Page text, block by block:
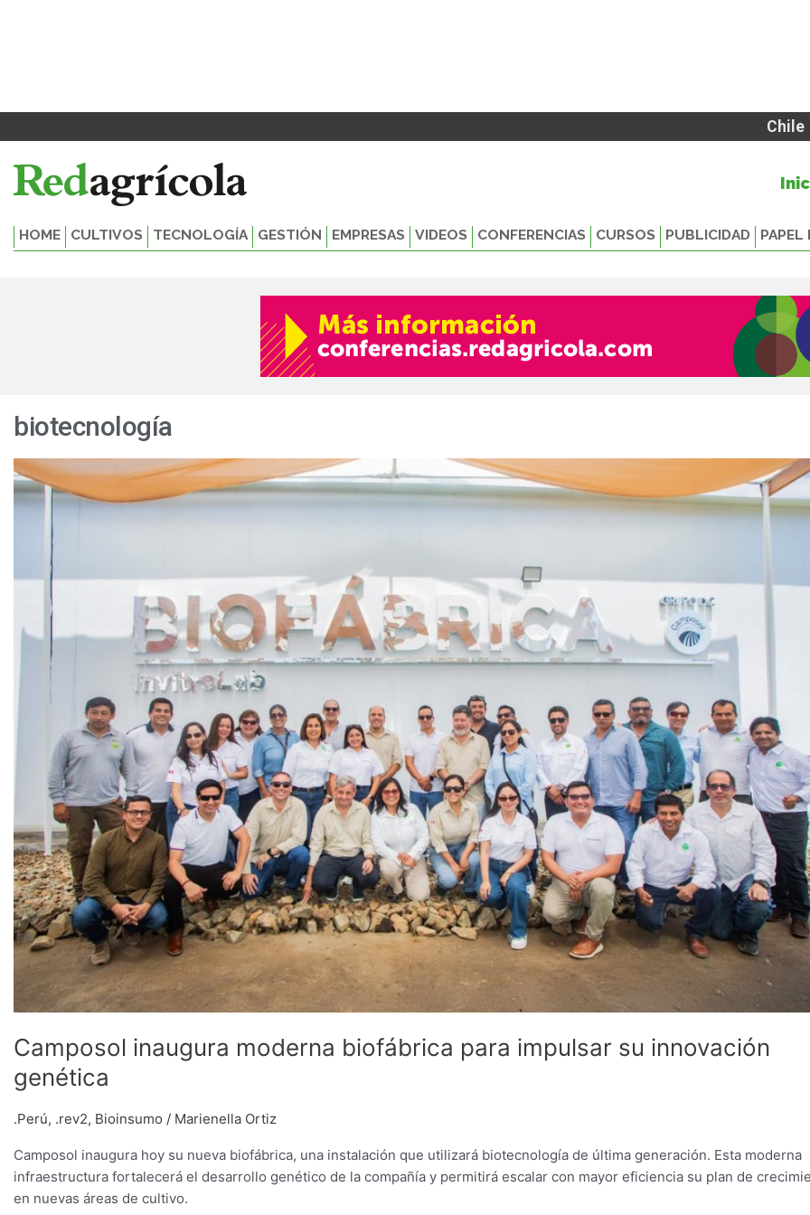
Chile
HOME CULTIVOS TECNOLOGÍA GESTIÓN EMPRESAS VIDEOS CONFERENCIAS CURSOS PUBLICIDAD PAPEL
biotecnología
Camposol inaugura moderna biofábrica para impulsar su innovación
genética
.Perú, .rev2, Bioinsumo / Marienella Ortiz
Camposol inaugura hoy su nueva biofábrica, una instalación que utilizará biotecnología de última generación. Esta moderna
infraestructura fortalecerá el desarrollo genético de la compañía y permitirá escalar con mayor eficiencia su plan de
en nuevas áreas de cultivo.
Camposol
inaugura
moderna
biofábrica
impulsar
innovación
genética